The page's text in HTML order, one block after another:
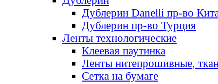
Дублерин Danelli пр-во
Дублерин пр-во Турция
Ленты технологические
Клеевая паутинка
Ленты нитепрошивные,
Сетка на бумаге